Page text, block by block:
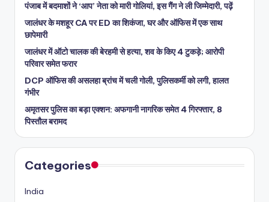
पंजाब में बदमाशों ने ‘आप’ नेता को मारी गोलियां, इस गैंग ने ली जिम्मेदारी, पढ़ें
जालंधर के मशहूर CA पर ED का शिकंजा, घर और ऑफिस में एक साथ
छापेमारी
जालंधर में ऑटो चालक की बेरहमी से हत्या, शव के किए 4 टुकड़े; आरोपी
परिवार समेत फरार
DCP ऑफिस की असलहा ब्रांच में चली गोली, पुलिसकर्मी को लगी, हालत
गंभीर
अमृतसर पुलिस का बड़ा एक्शन: अफगानी नागरिक समेत 4 गिरफ्तार, 8
पिस्तौल बरामद
Categories
India